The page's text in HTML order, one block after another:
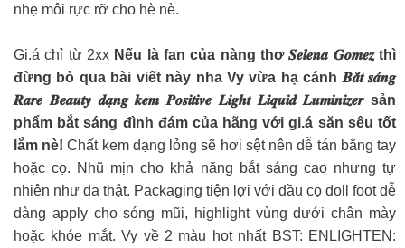
nhẹ môi rực rỡ cho hè nè.
Gi.á chỉ từ 2xx Nếu là fan của nàng thơ 𝑺𝒆𝒍𝒆𝒏𝒂 𝑮𝒐𝒎𝒆𝒛 thì
đừng bỏ qua bài viết này nha Vy vừa hạ cánh 𝑩𝒂̆́𝒕 𝒔𝒂́𝒏𝒈
𝑹𝒂𝒓𝒆 𝑩𝒆𝒂𝒖𝒕𝒚 𝒅𝒂̣𝒏𝒈 𝒌𝒆𝒎 𝑷𝒐𝒔𝒊𝒕𝒊𝒗𝒆 𝑳𝒊𝒈𝒉𝒕 𝑳𝒊𝒒𝒖𝒊𝒅 𝑳𝒖𝒎𝒊𝒏𝒊𝒛𝒆𝒓 sản
phẩm bắt sáng đình đám của hãng với gi.á săn sêu tốt
lắm nè! Chất kem dạng lỏng sẽ hơi sệt nên dễ tán bằng tay
hoặc cọ. Nhũ mịn cho khả năng bắt sáng cao nhưng tự
nhiên như da thật. Packaging tiện lợi với đầu cọ doll foot dễ
dàng apply cho sóng mũi, highlight vùng dưới chân mày
hoặc khóe mắt. Vy về 2 màu hot nhất BST: ENLIGHTEN: